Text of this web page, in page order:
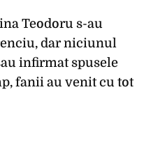
Teodoru s-au
dar niciunul
infirmat spusele
fanii au venit cu tot